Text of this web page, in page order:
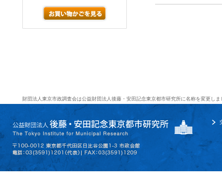
財団法人東京市政調査会は公益財団法人後藤・安田記念東京都市研究所に名称を変更しま